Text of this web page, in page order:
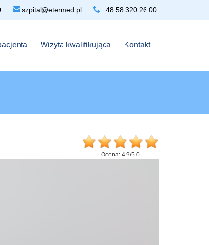
 szpital@etermed.pl  +48 58 320 26 00
Wizyta kwalifikująca Kontakt
Ocena: 4.9/5.0